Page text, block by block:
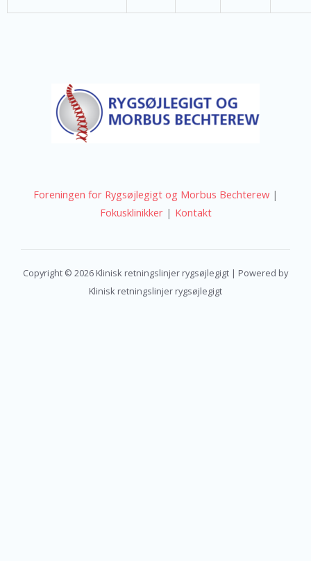
Foreningen for Rygsøjlegigt og Morbus Bechterew|
Fokusklinikker| Kontakt
Copyright © 2026 Klinisk retningslinjer rygsøjlegigt | Powered by
Klinisk retningslinjer rygsøjlegigt